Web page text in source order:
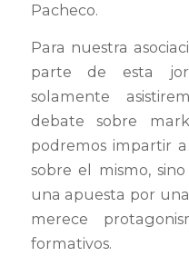
Pacheco.
Para nuestra
parte de esta
solamente
debate sobre
podremos impartir
sobre el mismo,
una apuesta por
merece
formativos.